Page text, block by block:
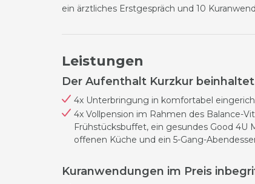
ein ärztliches Erstgespräch und 10
Leistungen
Der Aufenthalt Kurzkur
4x Unterbringung in komfortabel
4x Vollpension im Rahmen des Balance-
Frühstücksbuffet, ein gesundes Good
offenen Küche und ein 5-Gang-
Kuranwendungen im Preis